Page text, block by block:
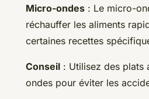
Micro-ondes : Le micro-
réchauffer les aliments
certaines recettes
Conseil : Utilisez des plats
ondes pour éviter les